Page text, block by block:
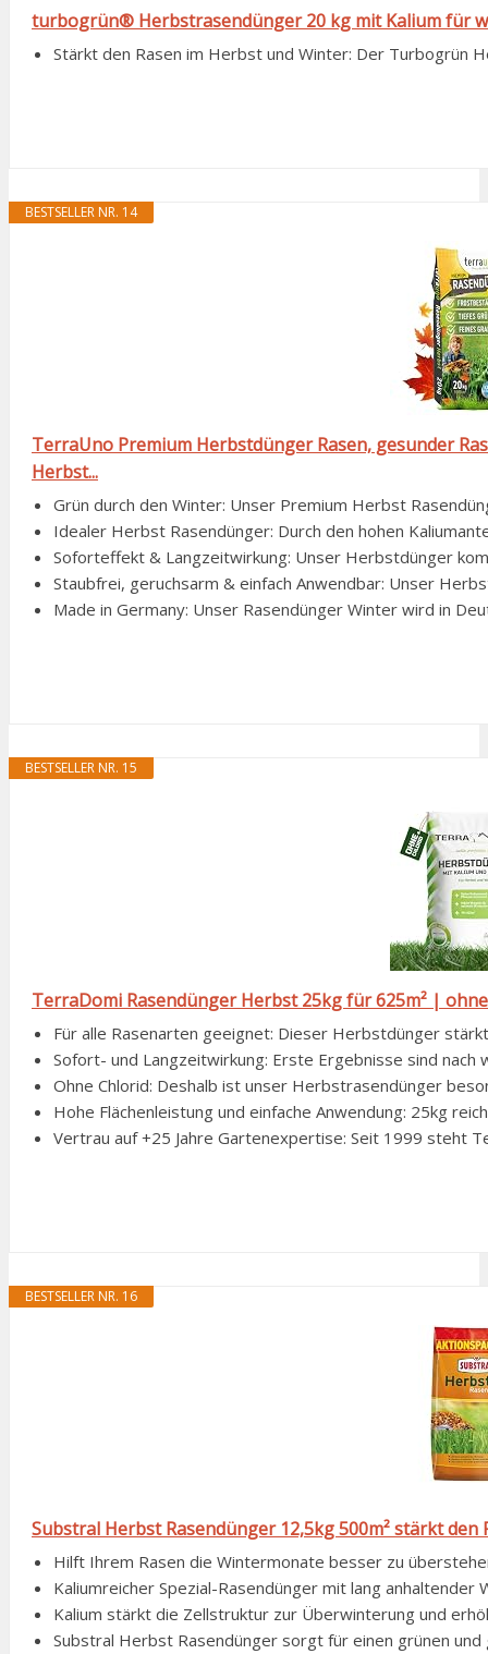
turbogrün® Herbstrasendünger 20 kg mit Kalium für
Stärkt den Rasen im Herbst und Winter: Der Turbogrün
BESTSELLER NR. 14
TerraUno Premium Herbstdünger Rasen, gesunder
Herbst...
Grün durch den Winter: Unser Premium Herbst
Idealer Herbst Rasendünger: Durch den hohen
Soforteffekt & Langzeitwirkung: Unser Herbstdünger
Staubfrei, geruchsarm & einfach Anwendbar: Unser
Made in Germany: Unser Rasendünger Winter wird in
BESTSELLER NR. 15
TerraDomi Rasendünger Herbst 25kg für 625m² |
Für alle Rasenarten geeignet: Dieser Herbstdünger
Sofort- und Langzeitwirkung: Erste Ergebnisse sind nach
Ohne Chlorid: Deshalb ist unser Herbstrasendünger
Hohe Flächenleistung und einfache Anwendung: 25kg
Vertrau auf +25 Jahre Gartenexpertise: Seit 1999 steht
BESTSELLER NR. 16
Substral Herbst Rasendünger 12,5kg 500m² stärkt den
Hilft Ihrem Rasen die Wintermonate besser zu
Kaliumreicher Spezial-Rasendünger mit lang
Kalium stärkt die Zellstruktur zur Überwinterung und
Substral Herbst Rasendünger sorgt für einen grünen und